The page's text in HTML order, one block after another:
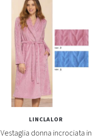
LINCLALOR
Vestaglia donna incrociata in